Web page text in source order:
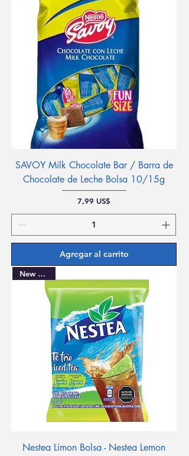
SAVOY Milk Chocolate Bar / Barra de
Chocolate de Leche Bolsa 10/15g
Precio
7,99 US$
Agregar al carrito
New Arrival
Nestea Limon Bolsa - Nestea Lemon